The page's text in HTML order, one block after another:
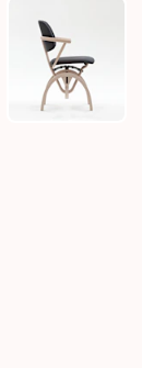
MITMOIZI 11